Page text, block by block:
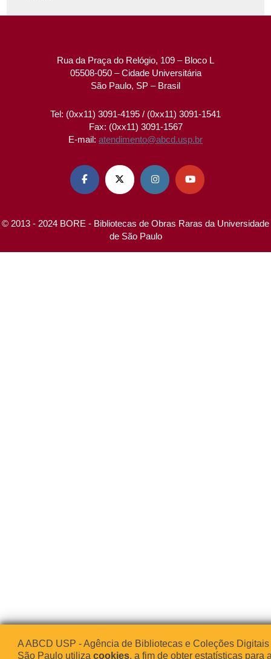
Rua da Praça do Relógio, 109 – Bloco L
05508-050 – Cidade Universitária
São Paulo, SP – Brasil
Tel: (0xx11) 3091-4195 / (0xx11) 3091-1541
Fax: (0xx11) 3091-1567
E-mail: atendimento@abcd.usp.br
   
© 2013 - 2024 BORE - Bibliotecas de Obras Raras da Universidade
de São Paulo
A ABCD USP - Agência de Bibliotecas e Coleções
São Paulo utiliza cookies, a fim de obter estatísticas para